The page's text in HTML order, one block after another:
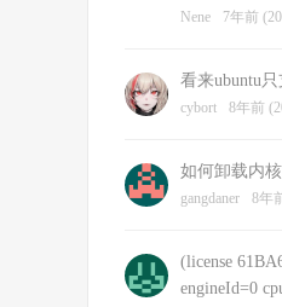
Nene 7年前
看来ubuntu
cybort 8年前
如何卸载内核
gangdaner 8年
(license
engineId=0